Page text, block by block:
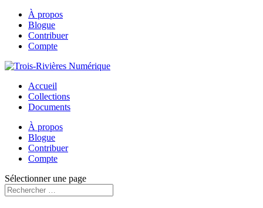
À propos
Blogue
Contribuer
Compte
Accueil
Collections
Documents
À propos
Blogue
Contribuer
Compte
Sélectionner une page